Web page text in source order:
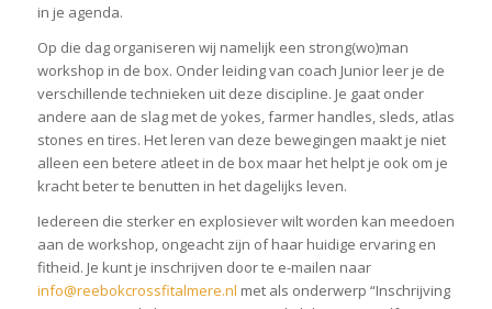
in je agenda.
Op die dag organiseren wij namelijk een strong(wo)man
workshop in de box. Onder leiding van coach Junior leer je de
verschillende technieken uit deze discipline. Je gaat onder
andere aan de slag met de yokes, farmer handles, sleds, atlas
stones en tires. Het leren van deze bewegingen maakt je niet
alleen een betere atleet in de box maar het helpt je ook om je
kracht beter te benutten in het dagelijks leven.
Iedereen die sterker en explosiever wilt worden kan meedoen
aan de workshop, ongeacht zijn of haar huidige ervaring en
fitheid. Je kunt je inschrijven door te e-mailen naar
info@reebokcrossfitalmere.nl met als onderwerp “Inschrijving